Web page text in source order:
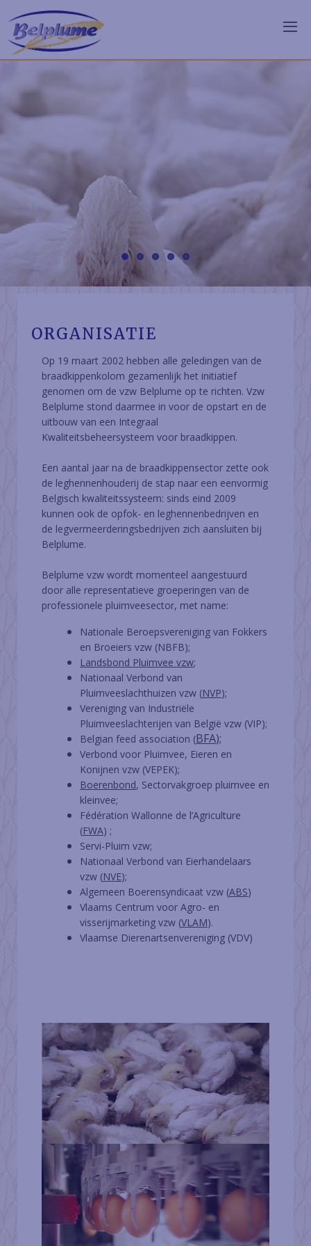
ORGANISATIE
Op 19 maart 2002 hebben alle geledingen van de
braadkippenkolom gezamenlijk het initiatief
genomen om de vzw Belplume op te richten. Vzw
Belplume stond daarmee in voor de opstart en de
uitbouw van een Integraal
Kwaliteitsbeheersysteem voor braadkippen.
Een aantal jaar na de braadkippensector zette ook
de leghennenhouderij de stap naar een eenvormig
Belgisch kwaliteitssysteem: sinds eind 2009
kunnen ook de opfok- en leghennenbedrijven en
de legvermeerderingsbedrijven zich aansluiten bij
Belplume.
Belplume vzw wordt momenteel aangestuurd
door alle representatieve groeperingen van de
professionele pluimveesector, met name:
Nationale Beroepsvereniging van Fokkers
en Broeiers vzw (NBFB);
Landsbond Pluimvee vzw;
Nationaal Verbond van
Pluimveeslachthuizen vzw (NVP);
Vereniging van Industriële
Pluimveeslachterijen van België vzw (VIP);
Belgian feed association (BFA);
Verbond voor Pluimvee, Eieren en
Konijnen vzw (VEPEK);
Boerenbond, Sectorvakgroep pluimvee en
kleinvee;
Fédération Wallonne de l’Agriculture
(FWA) ;
Servi-Pluim vzw;
Nationaal Verbond van Eierhandelaars
vzw (NVE);
Algemeen Boerensyndicaat vzw (ABS)
Vlaams Centrum voor Agro- en
visserijmarketing vzw (VLAM).
Vlaamse Dierenartsenvereniging (VDV)